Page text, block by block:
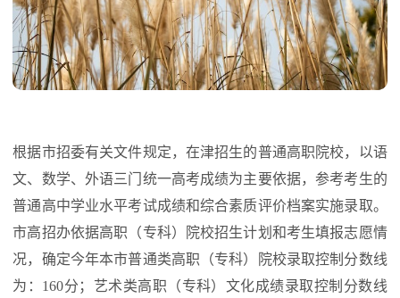
根据市招委有关文件规定，在津招生的普通高职院校，以语
文、数学、外语三门统一高考成绩为主要依据，参考考生的
普通高中学业水平考试成绩和综合素质评价档案实施录取。
市高招办依据高职（专科）院校招生计划和考生填报志愿情
况，确定今年本市普通类高职（专科）院校录取控制分数线
为：160分；艺术类高职（专科）文化成绩录取控制分数线